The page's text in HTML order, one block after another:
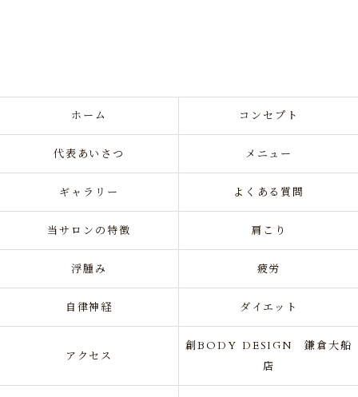
ホーム コンセプト
代表あいさつ メニュー
ギャラリー よくある質問
当サロンの特徴 肩こり
浮腫み 疲労
自律神経 ダイエット
アクセス
創BODY DESIGN 鎌倉大船
店